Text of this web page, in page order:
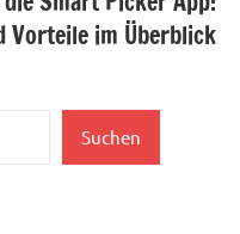
im Überblick
Suchen